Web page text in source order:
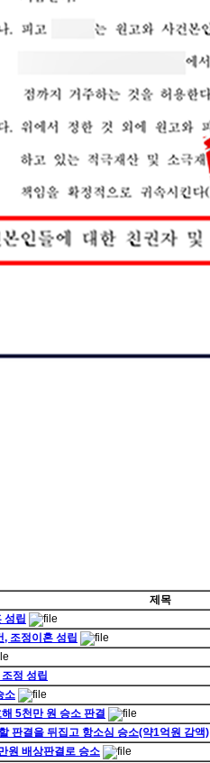
제목
성립
조정이혼 성립
정 성립
소
5천만 원 승소 판결
판결을 뒤집고 항소심 승소(약1억원 감액)
원 배상판결로 승소